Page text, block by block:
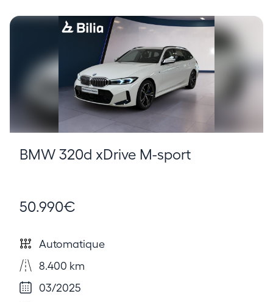
BMW 320d xDrive M-sport
50.990€
Automatique
8.400 km
03/2025